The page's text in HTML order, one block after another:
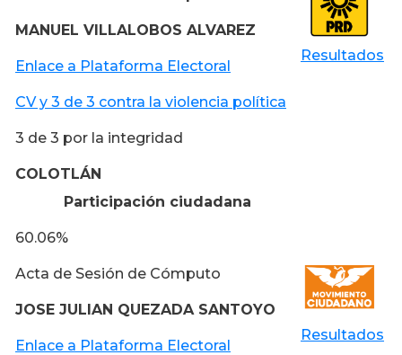
MANUEL VILLALOBOS ALVAREZ
Enlace a Plataforma Electoral
CV y 3 de 3 contra la violencia política
3 de 3 por la integridad
Resultados
COLOTLÁN
Participación ciudadana
60.06%
Acta de Sesión de Cómputo
JOSE JULIAN QUEZADA SANTOYO
Enlace a Plataforma Electoral
Resultados